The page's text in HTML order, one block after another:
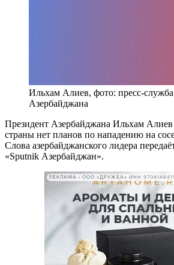
Ильхам Алиев, фото: пресс-служба
Азербайджана
Президент Азербайджана Ильхам Алиев
страны нет планов по нападению на
Слова азербайджанского лидера
«Sputnik Азербайджан».
РЕКЛАМА • ООО «ДРУЖБА» ИНН 9704146411